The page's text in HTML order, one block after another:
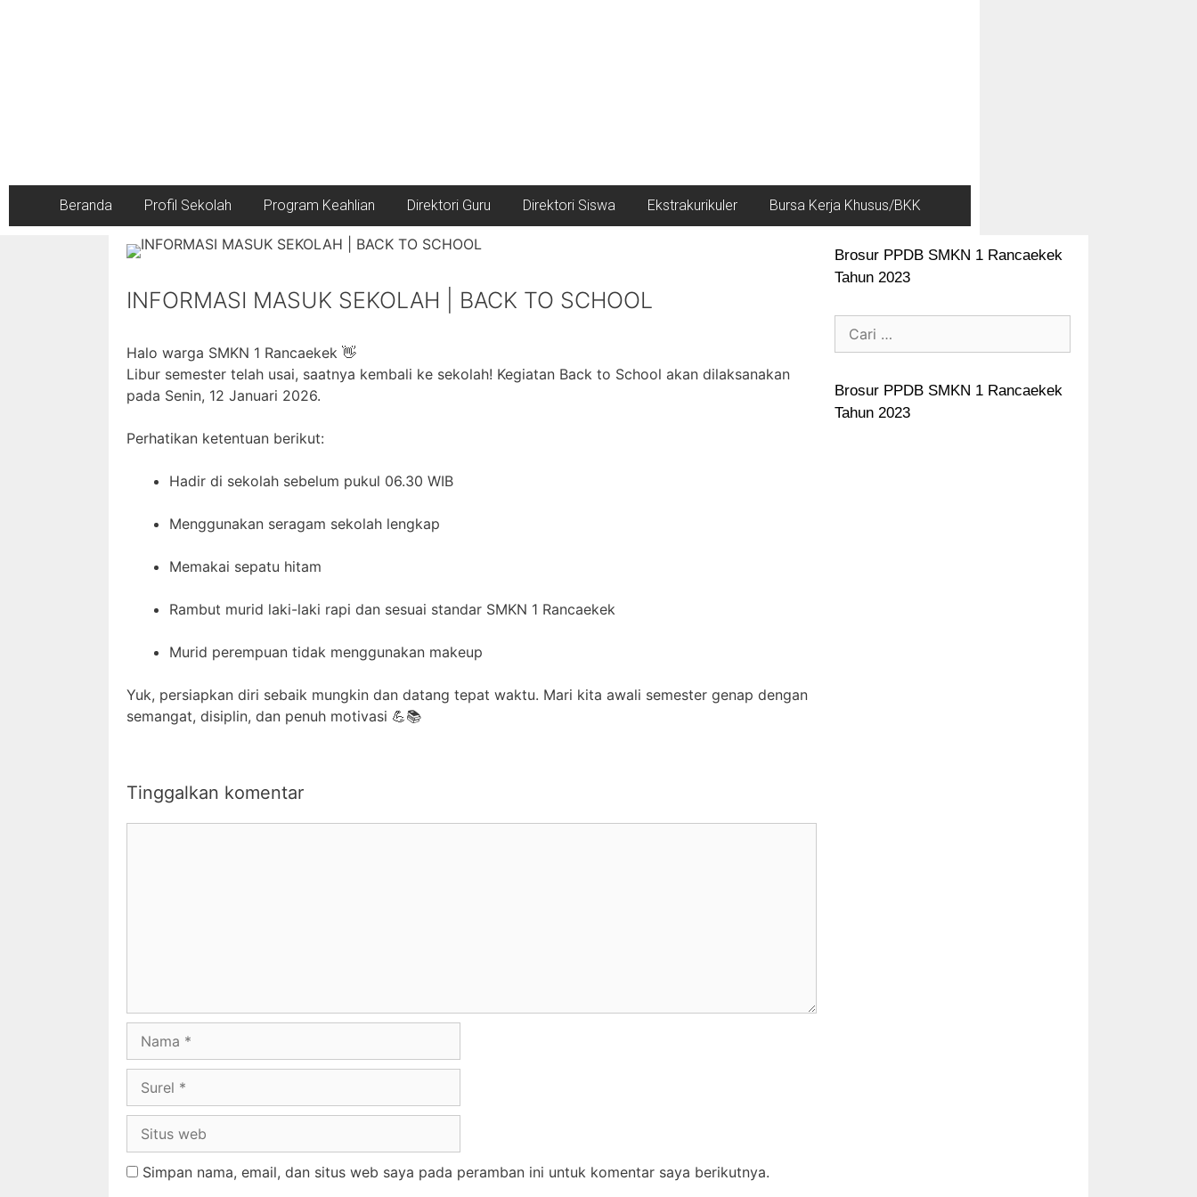
Beranda Profil Sekolah Program Keahlian Direktori Guru Direktori Siswa Ekstrakurikuler Bursa Kerja Khusus/BKK
INFORMASI MASUK SEKOLAH | BACK TO SCHOOL
Halo warga SMKN 1 Rancaekek 👋
Libur semester telah usai, saatnya kembali ke sekolah! Kegiatan Back to School akan dilaksanakan
pada Senin, 12 Januari 2026.
Perhatikan ketentuan berikut:
Hadir di sekolah sebelum pukul 06.30 WIB
Menggunakan seragam sekolah lengkap
Memakai sepatu hitam
Rambut murid laki-laki rapi dan sesuai standar SMKN 1 Rancaekek
Murid perempuan tidak menggunakan makeup
Yuk, persiapkan diri sebaik mungkin dan datang tepat waktu. Mari kita awali semester genap dengan
semangat, disiplin, dan penuh motivasi 💪📚
Tinggalkan komentar
Simpan nama, email, dan situs web saya pada peramban ini untuk komentar saya berikutnya.
Brosur PPDB SMKN 1 Rancaekek
Tahun 2023
Brosur PPDB SMKN 1 Rancaekek
Tahun 2023